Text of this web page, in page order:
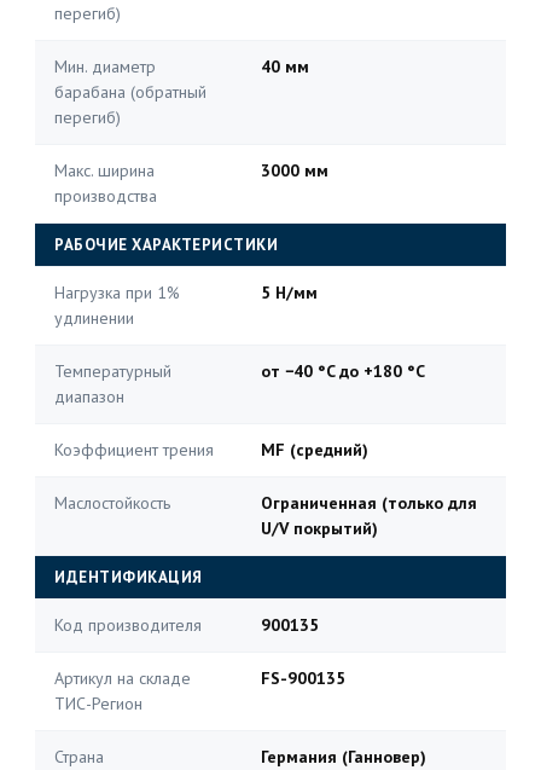
перегиб)
Мин. диаметр
барабана (обратный
перегиб)
40 мм
Макс. ширина
производства
3000 мм
РАБОЧИЕ ХАРАКТЕРИСТИКИ
Нагрузка при 1%
удлинении
5 Н/мм
Температурный
диапазон
от −40 °C до +180 °C
Коэффициент трения MF (средний)
Маслостойкость
Ограниченная (только для
U/V покрытий)
ИДЕНТИФИКАЦИЯ
Код производителя 900135
Артикул на складе
ТИС-Регион
FS-900135
Страна
Германия (Ганновер)